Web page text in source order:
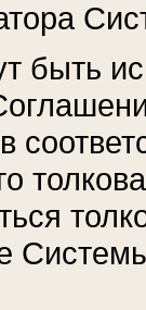
быть